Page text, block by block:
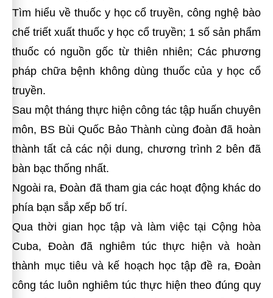
Tìm hiểu về thuốc y học cổ truyền, công nghệ bào
chế triết xuất thuốc y học cổ truyền; 1 số sản phẩm
thuốc có nguồn gốc từ thiên nhiên; Các phương
pháp chữa bệnh không dùng thuốc của y học cổ
truyền.
Sau một tháng thực hiện công tác tập huấn chuyên
môn, BS Bùi Quốc Bảo Thành cùng đoàn đã hoàn
thành tất cả các nội dung, chương trình 2 bên đã
bàn bạc thống nhất.
Ngoài ra, Đoàn đã tham gia các hoạt động khác do
phía bạn sắp xếp bố trí.
Qua thời gian học tập và làm việc tại Cộng hòa
Cuba, Đoàn đã nghiêm túc thực hiện và hoàn
thành mục tiêu và kế hoạch học tập đề ra, Đoàn
công tác luôn nghiêm túc thực hiện theo đúng quy